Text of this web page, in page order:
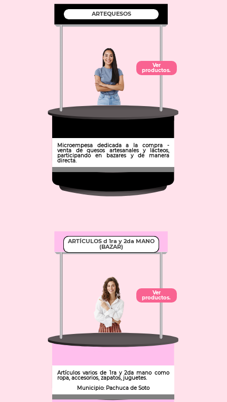
ARTEQUESOS
Ver
productos.
Microempesa dedicada a la compra -
venta de quesos artesanales y lácteos,
participando en bazares y de manera
directa.
Municipio: Tolcayuca
ARTÍCULOS d 1ra y 2da MANO
(BAZAR)
Ver
productos.
Artículos varios de 1ra y 2da mano como
ropa, accesorios, zapatos, juguetes.
Municipio: Pachuca de Soto